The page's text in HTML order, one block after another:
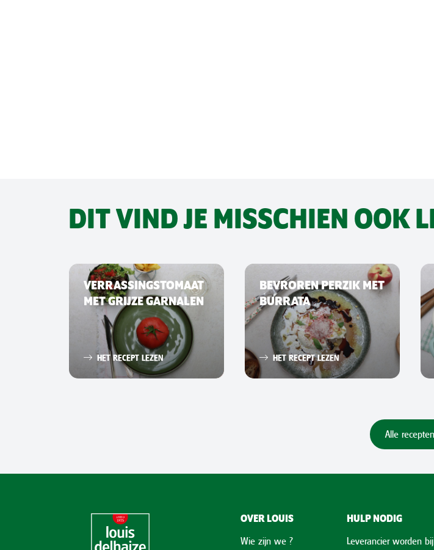
DIT VIND JE MISSCHIEN OOK
VERRASSINGSTOMAAT
MET GRIJZE GARNALEN
HET RECEPT LEZEN
BEVROREN PERZIK MET
BURRATA
HET RECEPT LEZEN
Alle recepten
OVER LOUIS
Wie zijn we ?
HULP NODIG
Leverancier worden